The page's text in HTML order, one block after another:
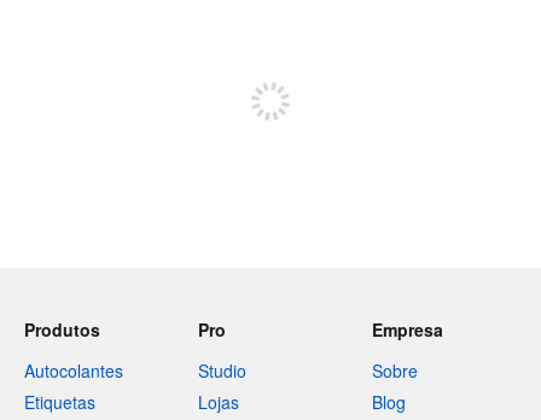
Produtos
Autocolantes
Etiquetas
Pro
Studio
Lojas
Empresa
Sobre
Blog